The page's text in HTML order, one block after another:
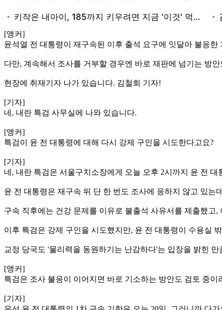
[앵커]
윤석열 전 대통령이 재구속된 이후 출석 요구에 잇달아 불응
다만, 계속해서 조사를 거부할 경우엔 바로 재판에 넘기는 방
현장에 취재기자 나가 있습니다. 김철희 기자!
[기자]
네, 내란 특검 사무실에 나와 있습니다.
[앵커]
특검이 윤 전 대통령에 대해 다시 강제 구인을 시도한다고요?
[기자]
네, 내란 특검은 서울구치소장에게 오늘 오후 2시까지 윤 전
윤 전 대통령은 재구속 뒤 단 한 번도 조사에 응하지 않고 있는
구속 직후에는 건강 문제를 이유로 불출석 사유서를 제출했
이후 특검은 강제 구인을 시도했지만, 윤 전 대통령이 수용실
교정 당국도 '물리력을 동원하기는 난감하다'는 입장을 밝힌
[앵커]
특검은 조사 불응이 이어지면 바로 기소하는 방안도 검토 중이
[기자]